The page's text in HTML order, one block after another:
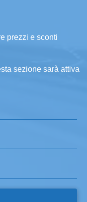
prezzi e sconti
sezione sarà attiva